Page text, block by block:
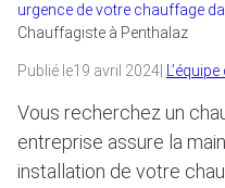
urgence de votre chauffage
Chauffagiste à Penthalaz
Publié le19 avril 2024
Vous recherchez un
entreprise assure la
installation de votre